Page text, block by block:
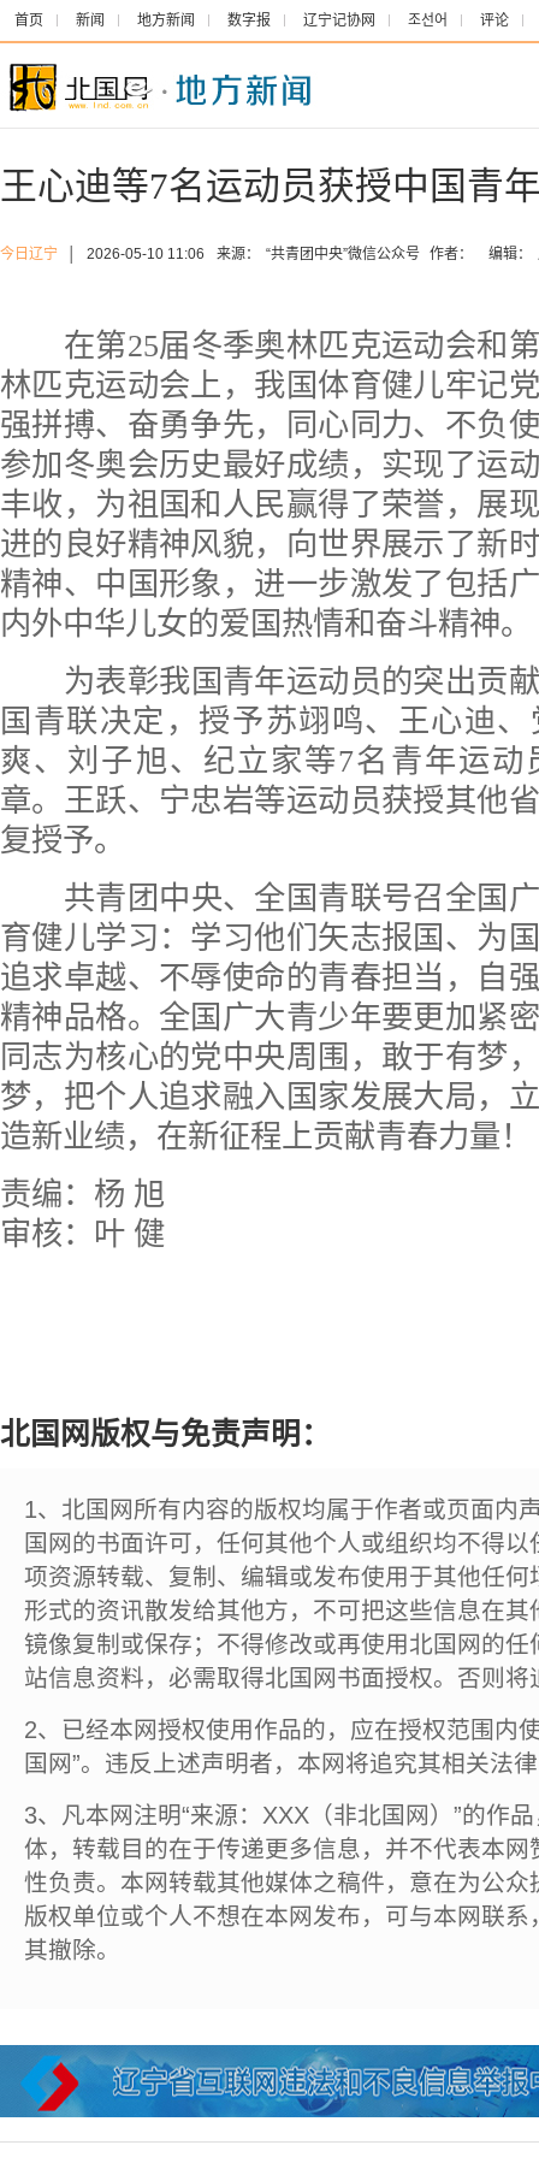
首页 新闻 地方新闻 数字报 辽宁记协网 조선어 评论
王心迪等7名运动员获授中国青
今日辽宁 2026-05-10 11:06 来源： “共青团中央”微信公众号 作者： 编辑：
在第25届冬季奥林匹克运动会和
林匹克运动会上，我国体育健儿牢记
强拼搏、奋勇争先，同心同力、不负
参加冬奥会历史最好成绩，实现了运
丰收，为祖国和人民赢得了荣誉，展
进的良好精神风貌，向世界展示了新
精神、中国形象，进一步激发了包括
内外中华儿女的爱国热情和奋斗精神。
为表彰我国青年运动员的突出贡
国青联决定，授予苏翊鸣、王心迪
爽、刘子旭、纪立家等7名青年运动
章。王跃、宁忠岩等运动员获授其他
复授予。
共青团中央、全国青联号召全国
育健儿学习：学习他们矢志报国、为
追求卓越、不辱使命的青春担当，自
精神品格。全国广大青少年要更加紧
同志为核心的党中央周围，敢于有梦
梦，把个人追求融入国家发展大局，
造新业绩，在新征程上贡献青春力量！
责编：杨 旭
审核：叶 健
北国网版权与免责声明：
1、北国网所有内容的版权均属于作者或页面内
国网的书面许可，任何其他个人或组织均不得
项资源转载、复制、编辑或发布使用于其他任
形式的资讯散发给其他方，不可把这些信息在
镜像复制或保存；不得修改或再使用北国网的
站信息资料，必需取得北国网书面授权。否则将
2、已经本网授权使用作品的，应在授权范围内
国网”。违反上述声明者，本网将追究其相关法
3、凡本网注明“来源：XXX（非北国网）”的作
体，转载目的在于传递更多信息，并不代表本
性负责。本网转载其他媒体之稿件，意在为公
版权单位或个人不想在本网发布，可与本网联
其撤除。